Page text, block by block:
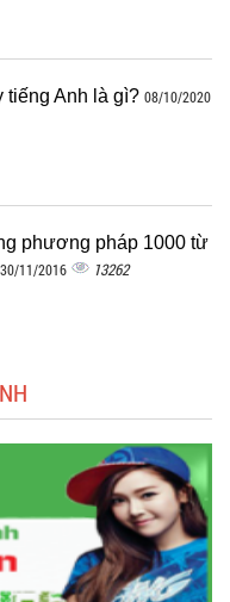
tiếng Anh là gì? 08/10/2020
phương pháp 1000 từ
30/11/2016 13262